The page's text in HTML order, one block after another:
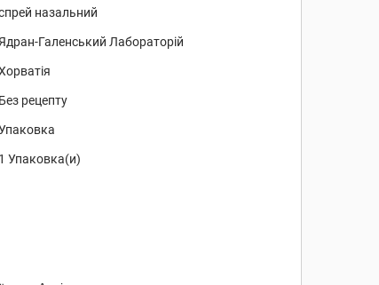
назальний
Ядран-Галенський Лабораторій
Без рецепту
1 Упаковка(и)